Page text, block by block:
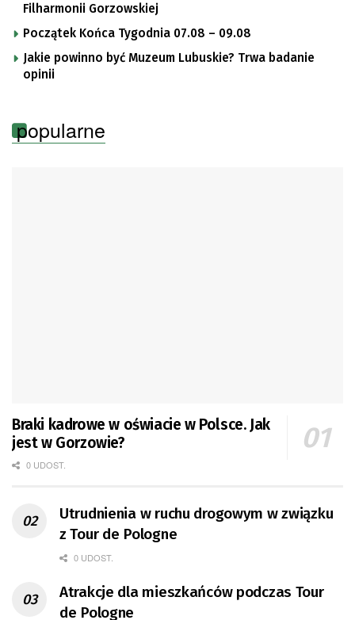
Filharmonii Gorzowskiej
Początek Końca Tygodnia 07.08 – 09.08
Jakie powinno być Muzeum Lubuskie? Trwa badanie
opinii
popularne
Braki kadrowe w oświacie w Polsce. Jak
jest w Gorzowie?
0 UDOST.
Utrudnienia w ruchu drogowym w związku
z Tour de Pologne
0 UDOST.
Atrakcje dla mieszkańców podczas Tour
de Pologne